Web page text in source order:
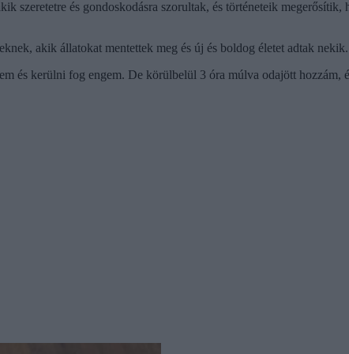
szeretetre és gondoskodásra szorultak, és történeteik megerősítik,
akik állatokat mentettek meg és új és boldog életet adtak nekik.
és kerülni fog engem. De körülbelül 3 óra múlva odajött hozzám,